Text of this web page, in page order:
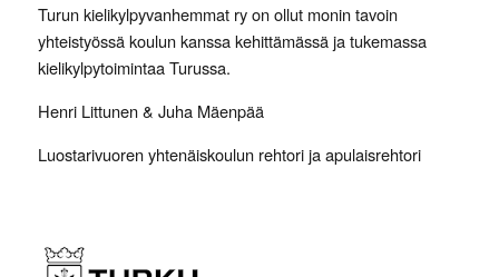
Turun kielikylpyvanhemmat ry on ollut monin tavoin
yhteistyössä koulun kanssa kehittämässä ja tukemassa
kielikylpytoimintaa Turussa.
Henri Littunen & Juha Mäenpää
Luostarivuoren yhtenäiskoulun rehtori ja apulaisrehtori